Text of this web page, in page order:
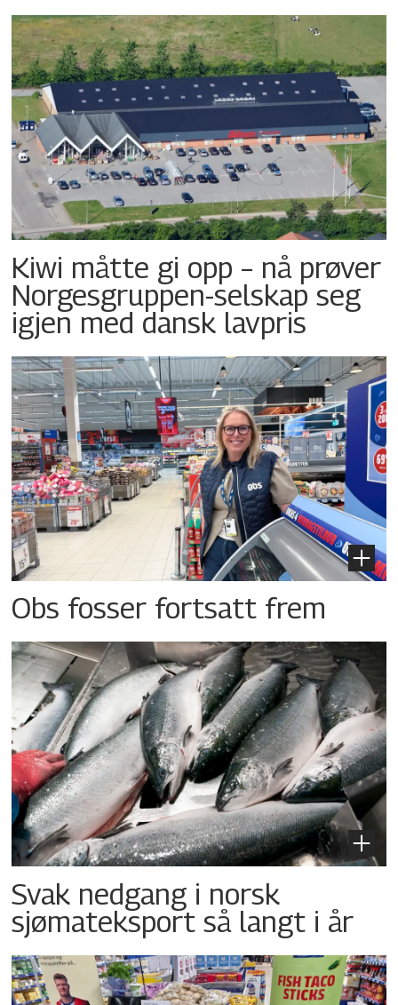
Kiwi måtte gi opp – nå prøver
Norgesgruppen-selskap seg
igjen med dansk lavpris
Obs fosser fortsatt frem
Svak nedgang i norsk
sjømateksport så langt i år